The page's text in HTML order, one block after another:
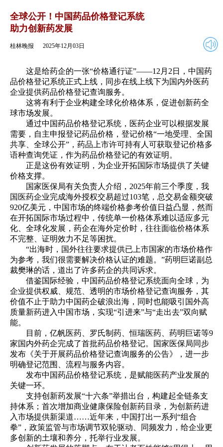
2025年12月03日
全球公开！中国药品价格登记系统
助力创新药发展
桂林晚报 2025年12月03日
这是给药企的一张“价格通行证”——12月2日，中国药
品价格登记系统正式上线，同步在线上线下为国内外医药
企业提供药品价格登记查询服务。
这将有利于企业构建全球化价格体系，促进创新药全
球市场发展。
通过中国药品价格登记系统，医药企业可以根据发展
需要，自主申报登记药品价格，登记价格“一地受理、全国
共享、全球公开”，药品上市许可持有人可获取登记价格多
语种查询凭证，作为药品价格登记的有效证明。
正是这份有效证明，为企业开拓国际市场提供了关键
价格支撑。
国家医保局有关负责人介绍，2025年前三个季度，我
国医药企业完成海外授权交易超过103笔，总交易金额突破
920亿美元，中国市场的终端价格参考价值日益凸显，然而
在开拓国际市场过程中，传统单一价格体系难以适应多元
化、全球化发展，药企在海外定价时，往往面临价格体系
不完整、证明效力不足等困扰。
“出海时，国外往往要求提供已上市国家的市场价格作
为参考，我们很需要解决价格认证的难题。”药明巨诺副总
裁樊琳的话，道出了许多药企的共同诉求。
借鉴国际经验，中国药品价格登记系统面向全球，为
企业提供权威、规范、透明的市场价格登记查询服务，其
价值不止于助力中国药企破浪出海，同时也能吸引国外高
质量新药进入中国市场，实现“引进来”与“走出去”双向赋
能。
目前，亿帆医药、罗氏制药、恒瑞医药、药明巨诺等9
家国内外药企完成了首批药品价格登记。国家医保局同步
发布《关于开展药品价格登记查询服务的公告》，进一步
明确登记范围、流程与服务内容。
发布中国药品价格登记系统，是赋能医药产业发展的
关键一环。
支持创新药发展“十六条”举措出台，构建起全链条支
持体系；首次增加商业健康保险创新药目录，为创新药进
入市场提供新渠道……近年来，中国打出一系列“组合
拳”，政策监管与市场调节双轮驱动、同频发力，给企业更
多创新的土壤和养分，托举行业发展。